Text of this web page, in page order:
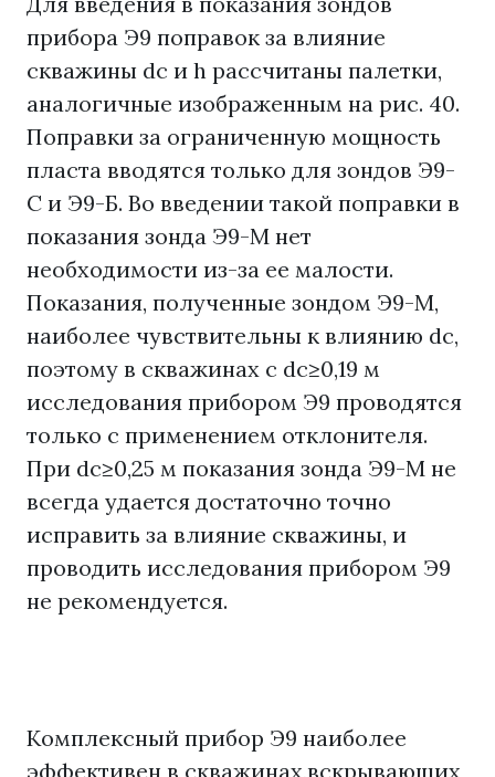
прибора Э9 поправок за влияние
скважины dc и h рассчитаны палетки,
аналогичные изображенным на рис. 40.
Поправки за ограниченную мощность
пласта вводятся только для зондов Э9-
С и Э9-Б. Во введении такой поправки в
показания зонда Э9-М нет
необходимости из-за ее малости.
Показания, полученные зондом Э9-М,
наиболее чувствительны к влиянию dc,
поэтому в скважинах с dc≥0,19 м
исследования прибором Э9 проводятся
только с применением отклонителя.
При dc≥0,25 м показания зонда Э9-М не
всегда удается достаточно точно
исправить за влияние скважины, и
проводить исследования прибором Э9
не рекомендуется.
Комплексный прибор Э9 наиболее
эффективен в скважинах,вскрывающих